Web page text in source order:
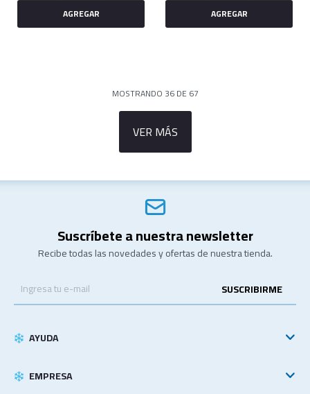
MOSTRANDO 36DE 67
VER MÁS
Suscríbete a nuestra newsletter
Recibe todas las novedades y ofertas de nuestra tienda.
SUSCRIBIRME
AYUDA
EMPRESA